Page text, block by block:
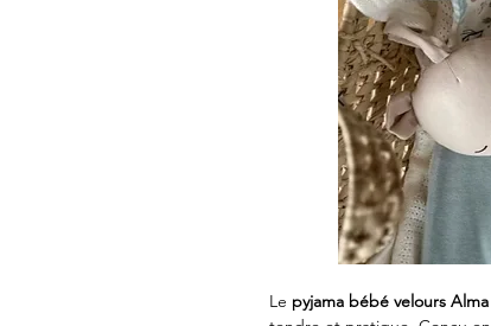
Le pyjama bébé velours Alma